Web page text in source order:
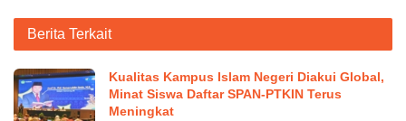
Berita Terkait
Kualitas Kampus Islam Negeri Diakui Global,
Minat Siswa Daftar SPAN-PTKIN Terus
Meningkat